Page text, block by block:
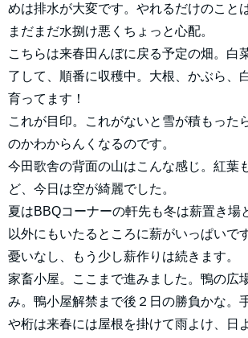
めは排水が大変です。やれるだけのこと
まだまだ水捌け悪くちょっと心配。
こちらは来春田んぼに戻る予定の畑。白
了して、順番に収穫中。大根、かぶら、
育ってます！
これが目印。これがないと雪が積もった
のかわからんくなるのです。
今田歌舎の背面の山はこんな感じ。紅葉
ど、今日は空が綺麗でした。
夏はBBQコーナーの軒先も冬は薪置き場
以外にもいたるところに薪がいっぱいで
憂いなし、もう少し薪作りは続きます。
家畜小屋。ここまで進みました。鴨の広
み。鴨小屋解禁まで後２日の勝負かな。
や桁は来春には屋根を掛けて雨よけ、日